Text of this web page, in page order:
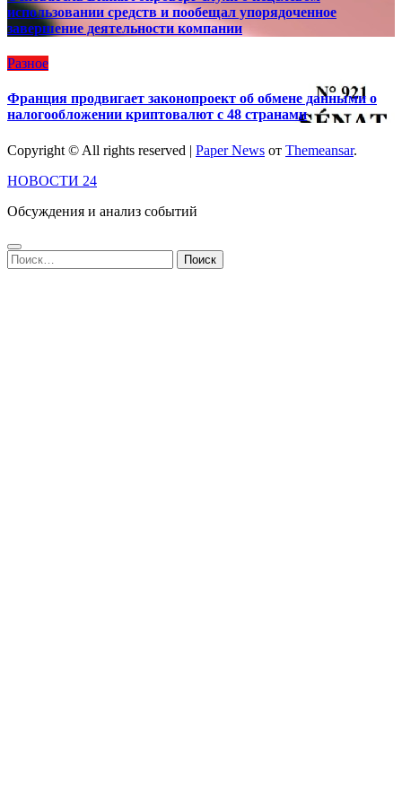
использовании средств и пообещал упорядоченное
завершение деятельности компании
Разное
Франция продвигает законопроект об обмене данными о
налогообложении криптовалют с 48 странами
Copyright © All rights reserved | Paper News от Themeansar.
НОВОСТИ 24
Обсуждения и анализ событий
Найти: